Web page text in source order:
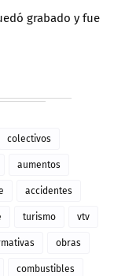
grabado y fue
colectivos
aumentos
accidentes
turismo vtv
obras
combustibles